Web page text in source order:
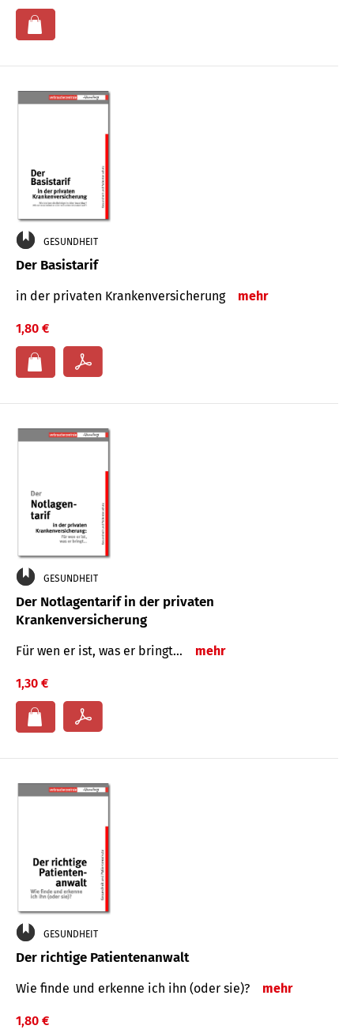
GESUNDHEIT
Der Basistarif
in der privaten Kran­ken­ver­siche­rung mehr
1,80 €
GESUNDHEIT
Der Notlagentarif in der privaten
Krankenversicherung
Für wen er ist, was er bringt… mehr
1,30 €
GESUNDHEIT
Der richtige Patientenanwalt
Wie finde und erkenne ich ihn (oder sie)? mehr
1,80 €